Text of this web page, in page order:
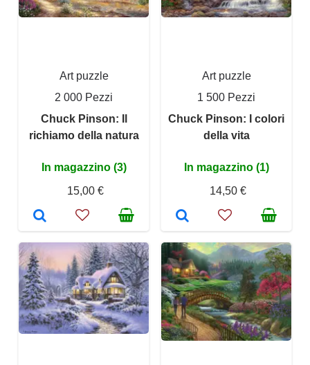
Art puzzle
2 000 Pezzi
Chuck Pinson: Il
richiamo della natura
In magazzino (3)
15,00 €
Art puzzle
1 500 Pezzi
Chuck Pinson: I colori
della vita
In magazzino (1)
14,50 €